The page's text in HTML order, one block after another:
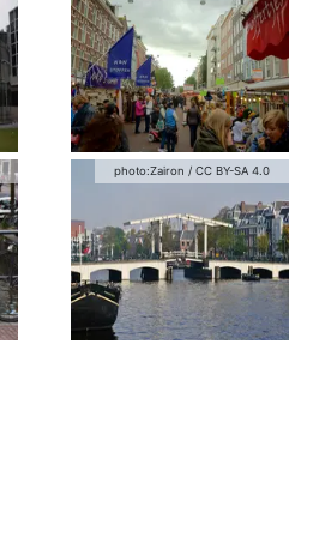
photo:Zairon / CC BY-SA 4.0